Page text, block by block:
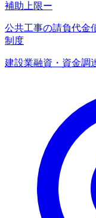
補助上限ー
公共工事の請負代金
制度
建設業融資・資金調